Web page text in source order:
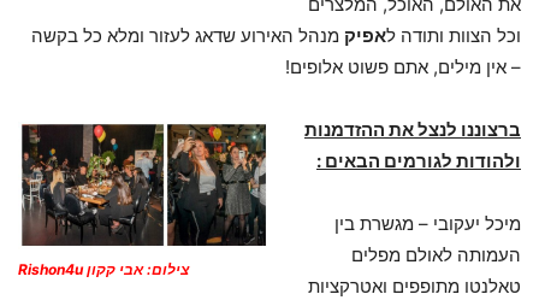
את האולם, האוכל, המלצרים
וכל הצוות ותודה לאפיק מנהל האירוע שדאג לעזור ומלא כל בקשה
– אין מילים, אתם פשוט אלופים!
צילום: אבי קקון Rishon4u
ברצוננו לנצל את ההזדמנות
ולהודות לגורמים הבאים :
מיכל יעקובי – מגשרת בין
העמותה לאולם מפלים
טאלנטו מתופפים ואטרקציות